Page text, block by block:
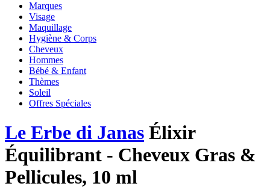
Marques
Visage
Maquillage
Hygiène & Corps
Cheveux
Hommes
Bébé & Enfant
Thèmes
Soleil
Offres Spéciales
Le Erbe di Janas Élixir
Équilibrant - Cheveux Gras &
Pellicules, 10 ml